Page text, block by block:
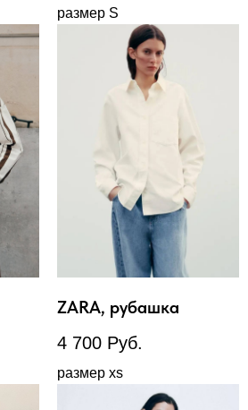
размер S
ZARA, рубашка
4 700 Руб.
размер xs